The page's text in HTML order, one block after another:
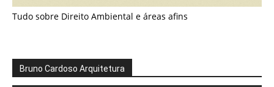
Tudo sobre Direito Ambiental e áreas afins
Bruno Cardoso Arquitetura